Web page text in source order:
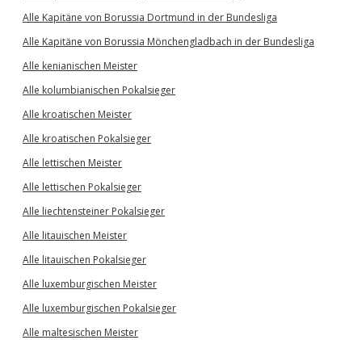
Alle Kapitäne von Borussia Dortmund in der Bundesliga
Alle Kapitäne von Borussia Mönchengladbach in der Bundesliga
Alle kenianischen Meister
Alle kolumbianischen Pokalsieger
Alle kroatischen Meister
Alle kroatischen Pokalsieger
Alle lettischen Meister
Alle lettischen Pokalsieger
Alle liechtensteiner Pokalsieger
Alle litauischen Meister
Alle litauischen Pokalsieger
Alle luxemburgischen Meister
Alle luxemburgischen Pokalsieger
Alle maltesischen Meister